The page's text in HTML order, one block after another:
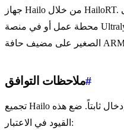
جهاز Hailo من خلال HailoRT. يسمح لك هذا الفصل بالتجميع على
محطة عمل أو في منصة Ultralytics ونشر ملف وقت التشغيل
ملاحظات التوافق#
تجميع Hailo خاص بالأجهزة ويستخدم شكل إدخال ثابتاً. ضع هذه
القيود في الاعتبار: